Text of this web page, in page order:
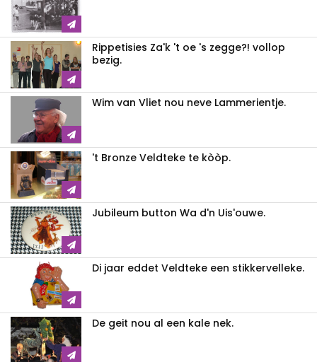
Rippetisies Za'k 't oe 's zegge?! vollop
bezig.
Wim van Vliet nou neve Lammerientje.
't Bronze Veldteke te kòòp.
Jubileum button Wa d'n Uis'ouwe.
Di jaar eddet Veldteke een stikkervelleke.
De geit nou al een kale nek.